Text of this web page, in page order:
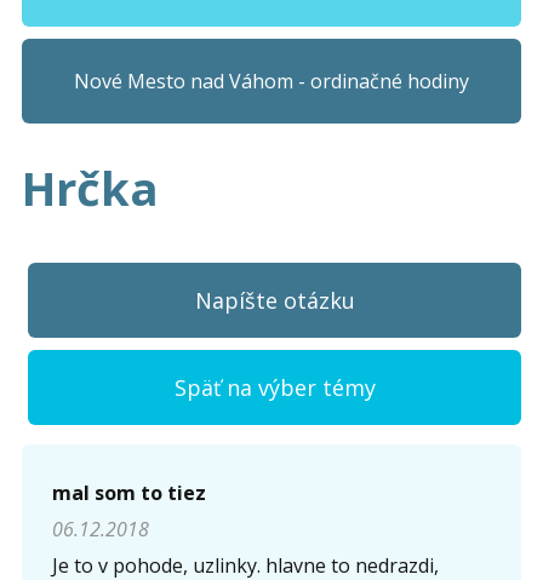
Nové Mesto nad Váhom - ordinačné hodiny
Hrčka
Napíšte otázku
Späť na výber témy
Napíšte otázku
Meno (* )
mal som to tiez
06.12.2018
Je to v pohode, uzlinky. hlavne to nedrazdi,